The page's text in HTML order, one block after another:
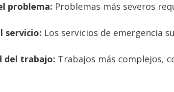
problema: Problemas más severos
servicio: Los servicios de emergencia
del trabajo: Trabajos más complejos,